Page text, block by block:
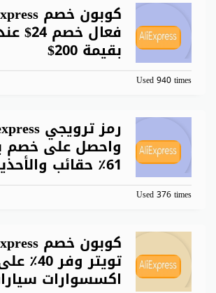
فعال
بقيمة 200$
Used 940 times
واحصل على خصم
61٪ حقائب والأحذية
Used 376 times
تويتر
اكسسوارات